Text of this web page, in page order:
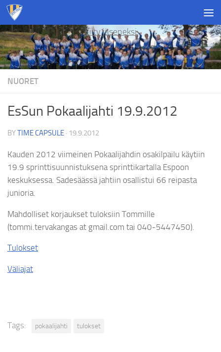
Skip to content
Liity jäseneksi
NUORET
EsSun Pokaalijahti 19.9.2012
BYTIME CAPSULE · 19.9.2012
Kauden 2012 viimeinen Pokaalijahdin osakilpailu käytiin
19.9 sprinttisuunnistuksena sprinttikartalla Espoon
keskuksessa. Sadesäässä jahtiin osallistui 66 reipasta
junioria.
Mahdolliset korjaukset tuloksiin Tommille
(tommi.tervakangas at gmail.com tai 040-5447450).
Tulokset
Väliajat
Tags: pokaalijahti tulokset